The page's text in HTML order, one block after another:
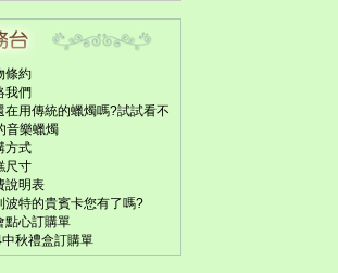
條約
我們
在用傳統的蠟燭嗎?試試看不
音樂蠟燭
方式
尺寸
說明表
波特的貴賓卡您有了嗎?
點心訂購單
秋禮盒訂購單